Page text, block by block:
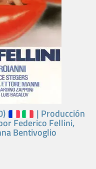
| Producción
Federico Fellini,
Bentivoglio